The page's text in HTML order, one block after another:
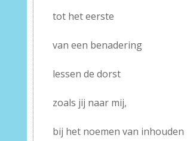
tot het eerste
van een benadering
lessen de dorst
zoals jij naar mij,
bij het noemen van inhouden